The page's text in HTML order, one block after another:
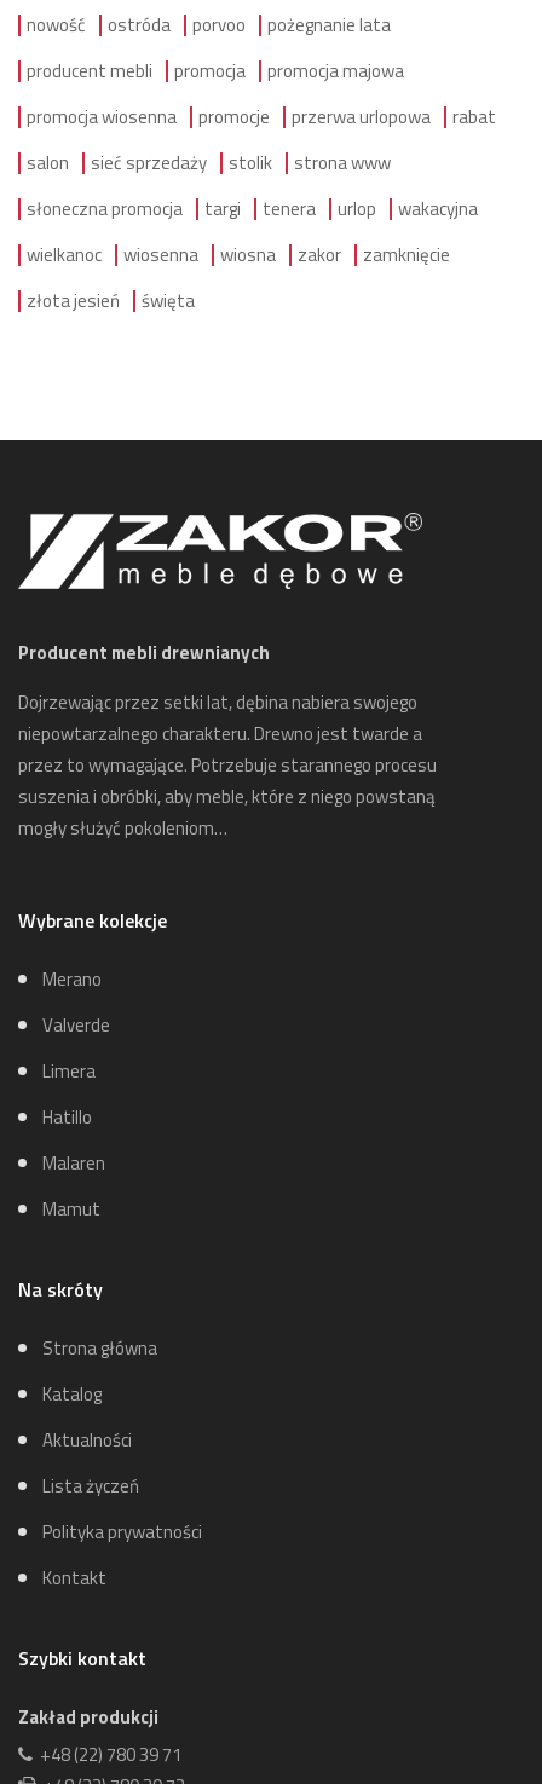
nowość
ostróda porvoo
pożegnanie lata
producent mebli
promocja
promocja majowa
promocja wiosenna
promocje przerwa urlopowa
rabat
salon
sieć sprzedaży stolik
strona www
słoneczna promocja
targi tenera urlop
wakacyjna
wielkanoc
wiosenna wiosna zakor
zamknięcie
złota jesień
święta
Producent mebli drewnianych
Dojrzewając przez setki lat, dębina nabiera swojego
niepowtarzalnego charakteru. Drewno jest twarde a
przez to wymagające. Potrzebuje starannego procesu
suszenia i obróbki, aby meble, które z niego powstaną
mogły służyć pokoleniom…
Wybrane kolekcje
Merano
Valverde
Limera
Hatillo
Malaren
Mamut
Na skróty
Strona główna
Katalog
Aktualności
Lista życzeń
Polityka prywatności
Kontakt
Szybki kontakt
Zakład produkcji
+48 (22) 780 39 71